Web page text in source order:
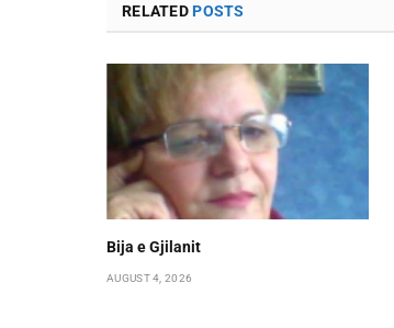
RELATEDPOSTS
Bija e Gjilanit
AUGUST 4, 2026